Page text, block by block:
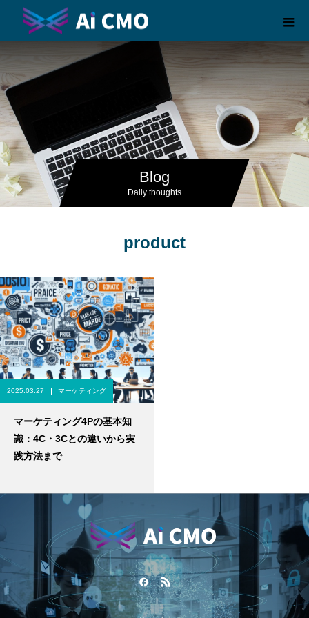
Blog
Daily thoughts
product
2025.03.27 マーケティング
マーケティング4Pの基本知
識：4C・3Cとの違いから実
践方法まで